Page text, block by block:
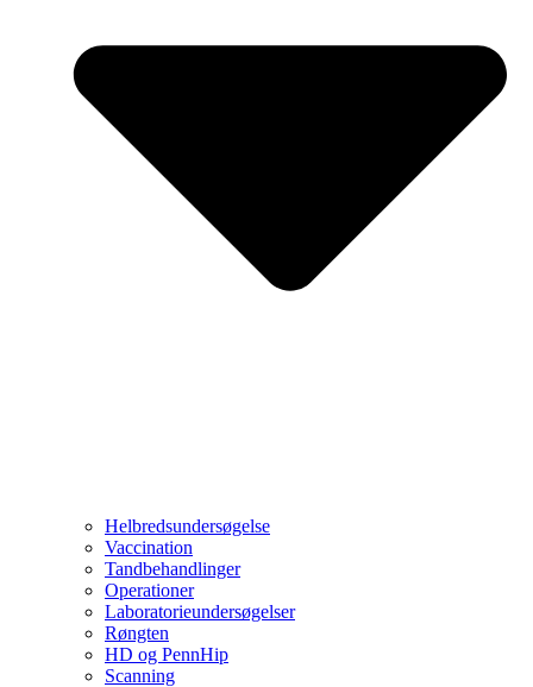
Helbredsundersøgelse
Vaccination
Tandbehandlinger
Operationer
Laboratorieundersøgelser
Røngten
HD og PennHip
Scanning